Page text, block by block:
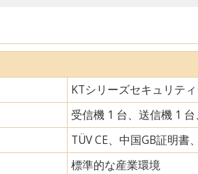
KTシリーズセキュリテ
受信機 1 台、送信機 1
TÜV CE、中国GB証明書
標準的な産業環境